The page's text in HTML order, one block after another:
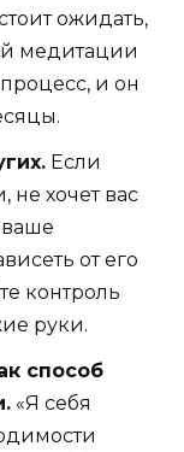
ожидать,
медитации
и он
Если
не хочет вас
ваше
от его
контроль
руки.
способ
«Я себя